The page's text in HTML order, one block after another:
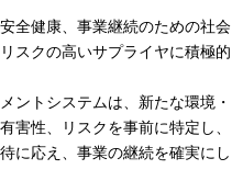
全健康、事業継続のための社会
スクの高いサプライヤに積極的
ントシステムは、新たな環境・
害性、リスクを事前に特定し、
に応え、事業の継続を確実にし